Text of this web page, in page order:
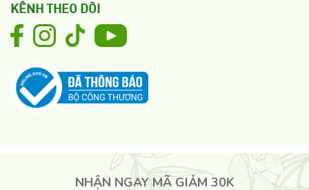
THÀNH PHẦN
KÊNH THEO DÕI
NHẬN NGAY MÃ GIẢM 30K